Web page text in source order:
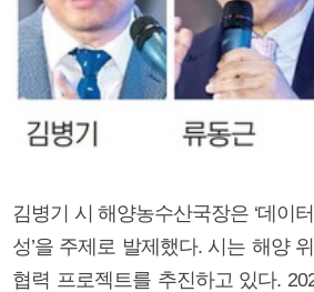
김병기 시 해양농수산국장은 ‘데이
성’을 주제로 발제했다. 시는 해양 위
협력 프로젝트를 추진하고 있다.